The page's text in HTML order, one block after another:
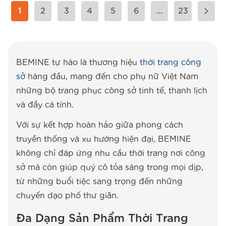
1 2 3 4 5 6 … 23
BEMINE tự hào là thương hiệu thời trang công
sở hàng đầu, mang đến cho phụ nữ Việt Nam
những bộ trang phục công sở tinh tế, thanh lịch
và đầy cá tính.
Với sự kết hợp hoàn hảo giữa phong cách
truyền thống và xu hướng hiện đại, BEMINE
không chỉ đáp ứng nhu cầu thời trang nơi công
sở mà còn giúp quý cô tỏa sáng trong mọi dịp,
từ những buổi tiệc sang trọng đến những
chuyến dạo phố thư giãn.
Đa Dạng Sản Phẩm Thời Trang